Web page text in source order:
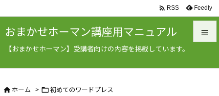
おまかせホーマン講座用マニュアル
【おまかせホーマン】受講者向けの内容を掲載しています。

 RSS Feedly
ホーム > 初めてのワードプレス